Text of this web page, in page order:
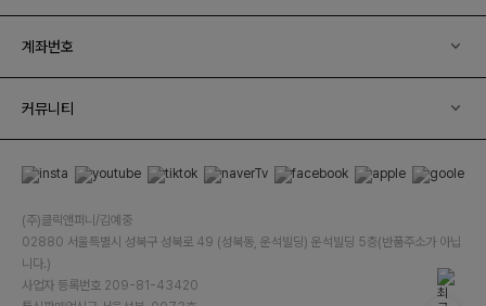
계좌번호
커뮤니티
(주)클릭앤퍼니/김예중
02880 서울특별시 성북구 성북로 49 (성북동, 운석빌딩) 운석빌딩 5층(반품주소가 아닙
니다.)
사업자 등록번호 209-81-43420